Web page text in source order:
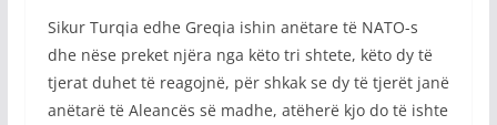
Sikur Turqia edhe Greqia ishin anëtare të NATO-s
dhe nëse preket njëra nga këto tri shtete, këto dy të
tjerat duhet të reagojnë, për shkak se dy të tjerët janë
anëtarë të Aleancës së madhe, atëherë kjo do të ishte